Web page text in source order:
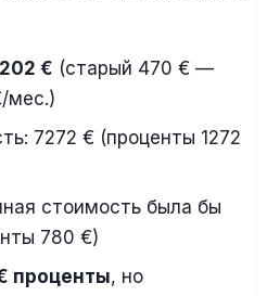
202 € (старый 470 € —
мес.)
7272 € (проценты 1272
стоимость была бы
780 €)
проценты, но